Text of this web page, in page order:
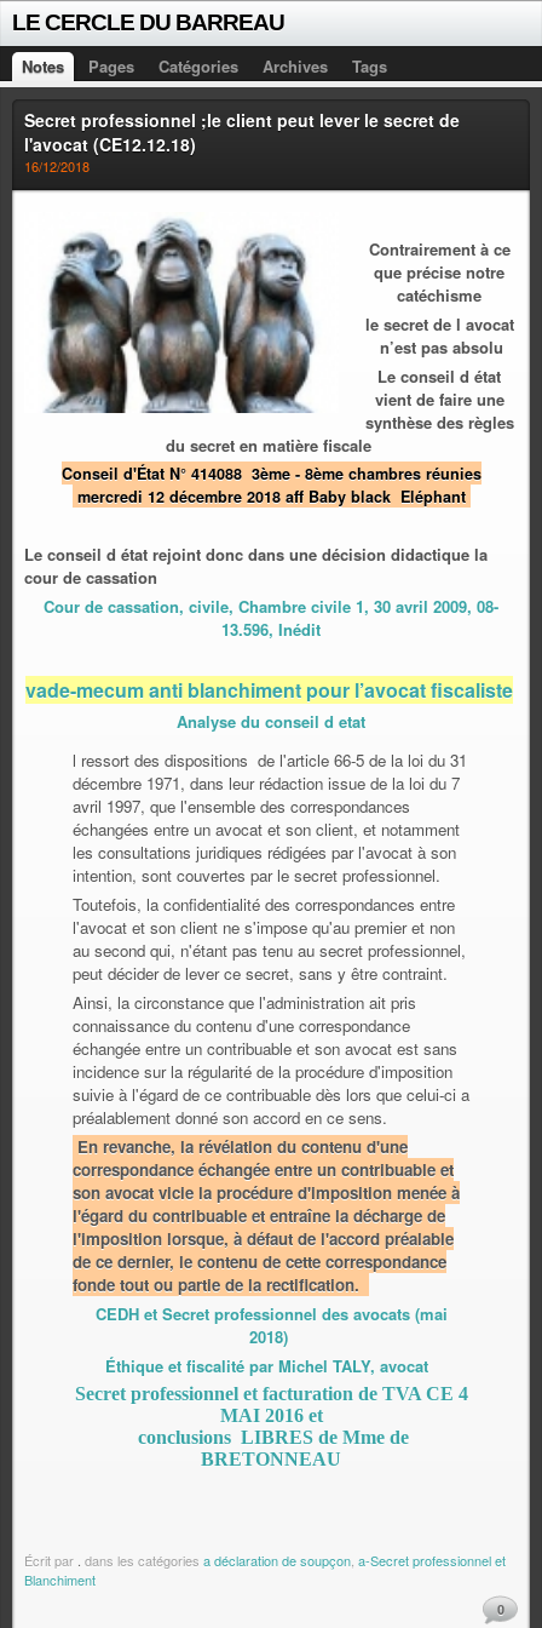
LE CERCLE DU BARREAU
Notes Pages Catégories Archives Tags
Secret professionnel ;le client peut lever le secret de
l'avocat (CE12.12.18)
16/12/2018
Contrairement à ce
que précise notre
catéchisme
le secret de l avocat
n’est pas absolu
Le conseil d état
vient de faire une
synthèse des règles
du secret en matière fiscale
Conseil d'État N° 414088 3ème - 8ème chambres réunies
mercredi 12 décembre 2018 aff Baby black Eléphant
Le conseil d état rejoint donc dans une décision didactique la
cour de cassation
Cour de cassation, civile, Chambre civile 1, 30 avril 2009, 08-
13.596, Inédit
vade-mecum anti blanchiment pour l’avocat fiscaliste
Analyse du conseil d etat
l ressort des dispositions de l'article 66-5 de la loi du 31
décembre 1971, dans leur rédaction issue de la loi du 7
avril 1997, que l'ensemble des correspondances
échangées entre un avocat et son client, et notamment
les consultations juridiques rédigées par l'avocat à son
intention, sont couvertes par le secret professionnel.
Toutefois, la confidentialité des correspondances entre
l'avocat et son client ne s'impose qu'au premier et non
au second qui, n'étant pas tenu au secret professionnel,
peut décider de lever ce secret, sans y être contraint.
Ainsi, la circonstance que l'administration ait pris
connaissance du contenu d'une correspondance
échangée entre un contribuable et son avocat est sans
incidence sur la régularité de la procédure d'imposition
suivie à l'égard de ce contribuable dès lors que celui-ci a
préalablement donné son accord en ce sens.
En revanche, la révélation du contenu d'une
correspondance échangée entre un contribuable et
son avocat vicie la procédure d'imposition menée à
l'égard du contribuable et entraîne la décharge de
l'imposition lorsque, à défaut de l'accord préalable
de ce dernier, le contenu de cette correspondance
fonde tout ou partie de la rectification.
CEDH et Secret professionnel des avocats (mai
2018)
Éthique et fiscalité par Michel TALY, avocat
Secret professionnel et facturation de TVA CE 4
MAI 2016 et
conclusions LIBRES de Mme de
BRETONNEAU
Écrit par dans les catégories a déclaration de soupçon a-Secret professionnel et
Blanchiment
0